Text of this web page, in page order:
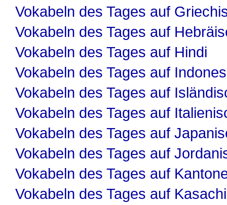
Vokabeln des Tages auf
Vokabeln des Tages auf
Vokabeln des Tages auf Hindi
Vokabeln des Tages auf
Vokabeln des Tages auf
Vokabeln des Tages auf
Vokabeln des Tages auf
Vokabeln des Tages auf
Vokabeln des Tages auf
Vokabeln des Tages auf